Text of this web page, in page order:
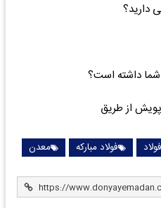
دارید؟
شما داشته است؟
از طریق
فولاد فولاد مبارکه معدن